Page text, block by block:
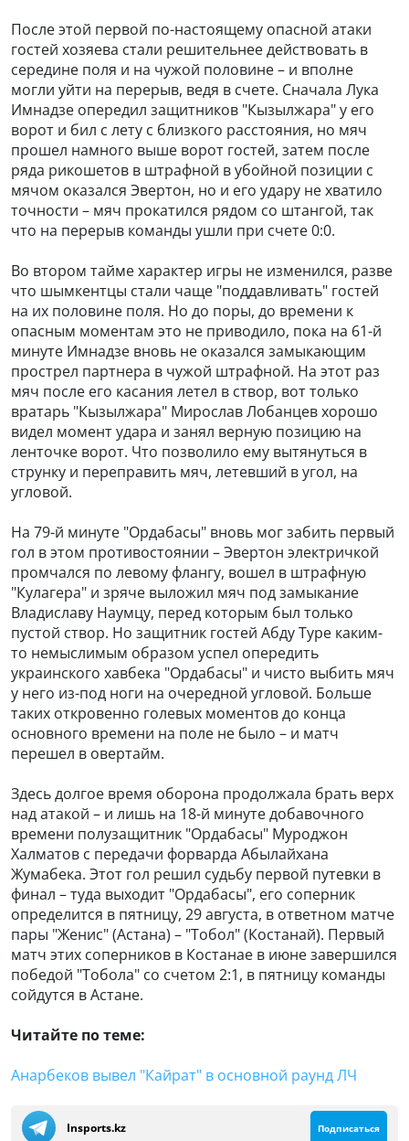
После этой первой по-настоящему опасной атаки
гостей хозяева стали решительнее действовать в
середине поля и на чужой половине – и вполне
могли уйти на перерыв, ведя в счете. Сначала Лука
Имнадзе опередил защитников "Кызылжара" у его
ворот и бил с лету с близкого расстояния, но мяч
прошел намного выше ворот гостей, затем после
ряда рикошетов в штрафной в убойной позиции с
мячом оказался Эвертон, но и его удару не хватило
точности – мяч прокатился рядом со штангой, так
что на перерыв команды ушли при счете 0:0.
Во втором тайме характер игры не изменился, разве
что шымкентцы стали чаще "поддавливать" гостей
на их половине поля. Но до поры, до времени к
опасным моментам это не приводило, пока на 61-й
минуте Имнадзе вновь не оказался замыкающим
прострел партнера в чужой штрафной. На этот раз
мяч после его касания летел в створ, вот только
вратарь "Кызылжара" Мирослав Лобанцев хорошо
видел момент удара и занял верную позицию на
ленточке ворот. Что позволило ему вытянуться в
струнку и переправить мяч, летевший в угол, на
угловой.
На 79-й минуте "Ордабасы" вновь мог забить первый
гол в этом противостоянии – Эвертон электричкой
промчался по левому флангу, вошел в штрафную
"Кулагера" и зряче выложил мяч под замыкание
Владиславу Наумцу, перед которым был только
пустой створ. Но защитник гостей Абду Туре каким-
то немыслимым образом успел опередить
украинского хавбека "Ордабасы" и чисто выбить мяч
у него из-под ноги на очередной угловой. Больше
таких откровенно голевых моментов до конца
основного времени на поле не было – и матч
перешел в овертайм.
Здесь долгое время оборона продолжала брать верх
над атакой – и лишь на 18-й минуте добавочного
времени полузащитник "Ордабасы" Муроджон
Халматов с передачи форварда Абылайхана
Жумабека. Этот гол решил судьбу первой путевки в
финал – туда выходит "Ордабасы", его соперник
определится в пятницу, 29 августа, в ответном матче
пары "Женис" (Астана) – "Тобол" (Костанай). Первый
матч этих соперников в Костанае в июне завершился
победой "Тобола" со счетом 2:1, в пятницу команды
сойдутся в Астане.
Читайте по теме:
Анарбеков вывел "Кайрат" в основной раунд ЛЧ
Insports.kz Подписаться